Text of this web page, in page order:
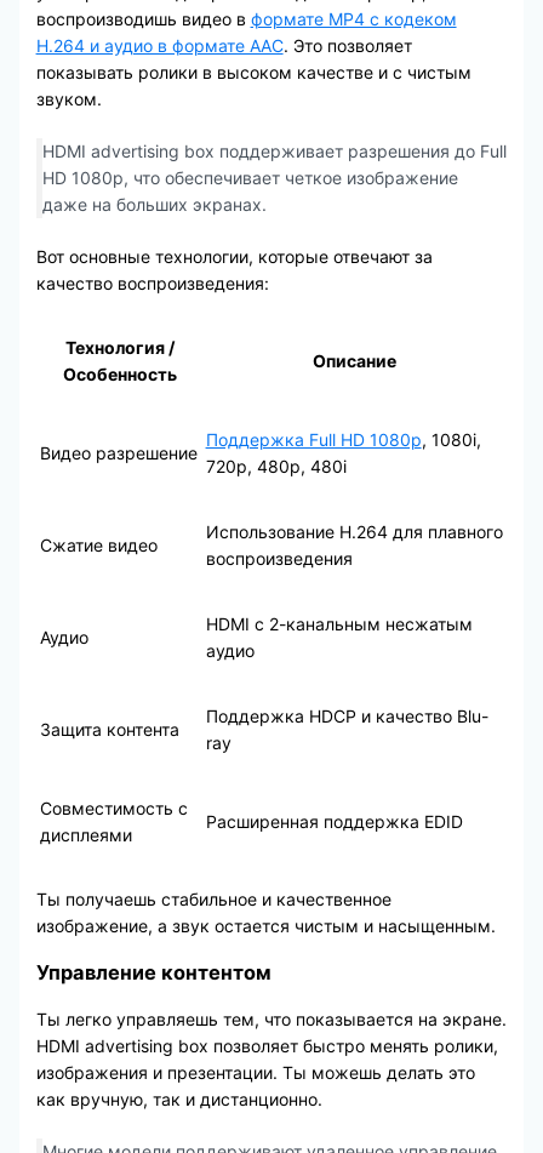
воспроизводишь видео в формате MP4 с кодеком
H.264 и аудио в формате AAC. Это позволяет
показывать ролики в высоком качестве и с чистым
звуком.
HDMI advertising box поддерживает разрешения до Full
HD 1080p, что обеспечивает четкое изображение
даже на больших экранах.
Вот основные технологии, которые отвечают за
качество воспроизведения:
Технология /
Особенность
Описание
Видео разрешение
Поддержка Full HD 1080p, 1080i,
720p, 480p, 480i
Сжатие видео
Использование H.264 для плавного
воспроизведения
Аудио
HDMI с 2-канальным несжатым
аудио
Защита контента
Поддержка HDCP и качество Blu-
ray
Совместимость с
дисплеями
Расширенная поддержка EDID
Ты получаешь стабильное и качественное
изображение, а звук остается чистым и насыщенным.
Управление контентом
Ты легко управляешь тем, что показывается на экране.
HDMI advertising box позволяет быстро менять ролики,
изображения и презентации. Ты можешь делать это
как вручную, так и дистанционно.